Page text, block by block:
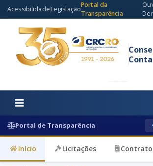
AcessibilidadeLegislação
Portal da
Transparência
Portal de Transparência
Início Licitações